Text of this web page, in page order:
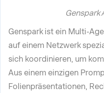
Genspark
Genspark ist ein Multi-
auf einem Netzwerk
sich koordinieren, um
Aus einem einzigen
Folienpräsentationen,